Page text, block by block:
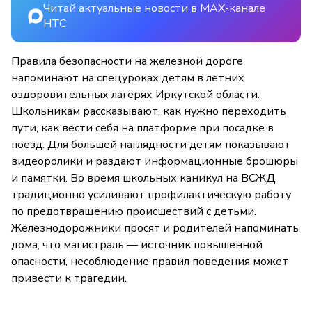
Читай актуальные новости в MAX-канале
НТС
Правила безопасности на железной дороге
напоминают на спецуроках детям в летних
оздоровительных лагерях Иркутской области.
Школьникам рассказывают, как нужно переходить
пути, как вести себя на платформе при посадке в
поезд. Для большей наглядности детям показывают
видеоролики и раздают информационные брошюры
и памятки. Во время школьных каникул на ВСЖД
традиционно усиливают профилактическую работу
по предотвращению происшествий с детьми.
Железнодорожники просят и родителей напоминать
дома, что магистраль — источник повышенной
опасности, несоблюдение правил поведения может
привести к трагедии.